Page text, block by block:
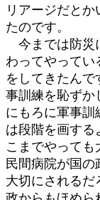
リアージだと
たのです。
今までは防災
わってやってい
をしてきたん
事訓練を恥ずか
にもろに軍事訓
は段階を画する
こまでやって
民間病院が国
大切にされるだ